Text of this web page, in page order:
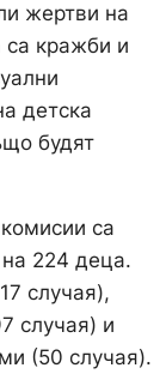
жертви на
са кражби и
детска
будят
са
224 деца.
случая),
случая) и
(50 случая).